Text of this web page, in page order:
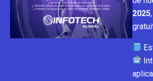
Grupo Nogar-
SRL
2025